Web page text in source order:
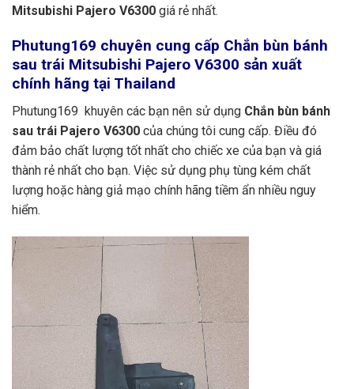
Mitsubishi Pajero V6300 giá rẻ nhất.
Phutung169 chuyên cung cấp Chắn bùn bánh
sau trái Mitsubishi Pajero V6300 sản xuất
chính hãng tại Thailand
Phutung169 khuyên các bạn nên sử dụng Chắn bùn bánh
sau trái Pajero V6300 của chúng tôi cung cấp. Điều đó
đảm bảo chất lượng tốt nhất cho chiếc xe của bạn và giá
thành rẻ nhất cho bạn. Việc sử dụng phụ tùng kém chất
lượng hoặc hàng giả mạo chính hãng tiềm ẩn nhiều nguy
hiểm.